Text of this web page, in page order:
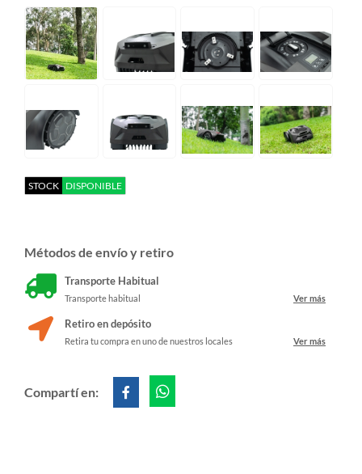
STOCK DISPONIBLE
Métodos de envío y retiro
Transporte Habitual
Transporte habitual Ver más
Retiro en depósito
Retira tu compra en uno de nuestros locales Ver más
Compartí en: